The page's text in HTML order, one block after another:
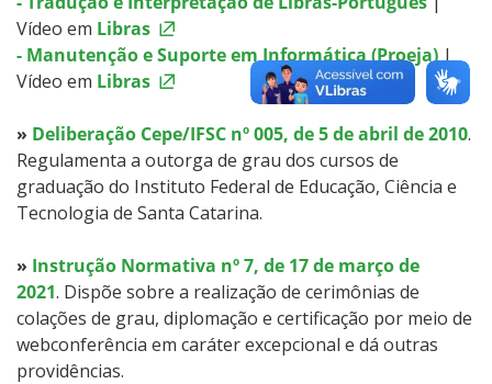
Oportunidades
Vídeo em Libras
- Manutenção e Suporte em Informática (Proeja)|
Vídeo em Libras
» Deliberação Cepe/IFSC nº 005, de 5 de abril de 2010.
Regulamenta a outorga de grau dos cursos de
graduação do Instituto Federal de Educação, Ciência e
Tecnologia de Santa Catarina.
» Instrução Normativa nº 7, de 17 de março de
2021. Dispõe sobre a realização de cerimônias de
colações de grau, diplomação e certificação por meio de
webconferência em caráter excepcional e dá outras
providências.